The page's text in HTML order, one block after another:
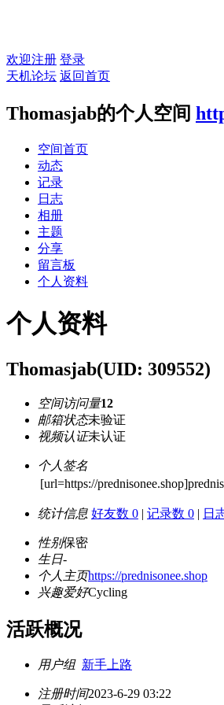
欢迎注册 登录
天机论坛 返回首页
Thomasjab的个人空间
空间首页
动态
记录
日志
相册
主题
分享
留言板
个人资料
个人资料
Thomasjab(UID: 309552)
空间访问量12
邮箱状态未验证
视频认证未认证
个人签名
[url=https://
统计信息 好友数 0 | 记录数 0 | 日
性别保密
生日-
个人主页https://prednisonee.shop
兴趣爱好Cycling
活跃概况
用户组 新手上路
注册时间2023-6-29 03:22